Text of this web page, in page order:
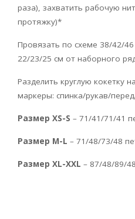
раза), захватить рабочую
протяжку)*
Провязать по схеме 38/42/
22/23/25 см от наборного
Разделить круглую кокетку
маркеры: спинка/рукав/
Размер XS-S – 71/41/71/41
Размер M-L – 71/48/73/48
Размер XL-XXL – 87/48/89/